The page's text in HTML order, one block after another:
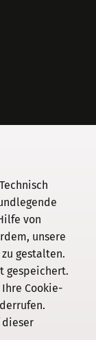
von
unsere
gestalten.
gespeichert.
Cookie-
dieser